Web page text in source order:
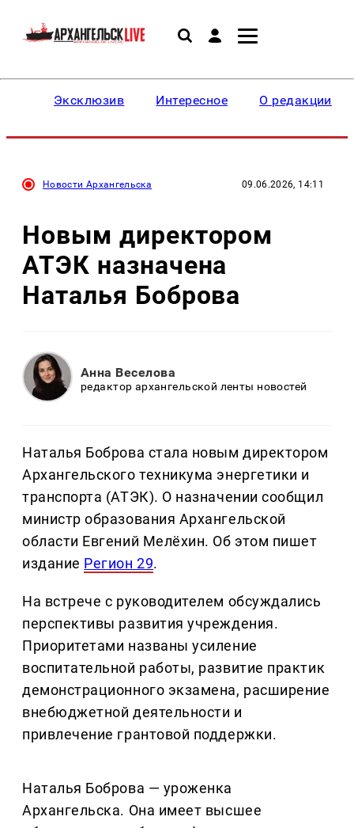
Эксклюзив Интересное О редакции
Новости Архангельска 09.06.2026, 14:11
Новым директором
АТЭК назначена
Наталья Боброва
Анна Веселова
редактор архангельской ленты новостей
Наталья Боброва стала новым директором
Архангельского техникума энергетики и
транспорта (АТЭК). О назначении сообщил
министр образования Архангельской
области Евгений Мелёхин. Об этом пишет
издание Регион 29.
На встрече с руководителем обсуждались
перспективы развития учреждения.
Приоритетами названы усиление
воспитательной работы, развитие практик
демонстрационного экзамена, расширение
внебюджетной деятельности и
привлечение грантовой поддержки.
Наталья Боброва — уроженка
Архангельска. Она имеет высшее